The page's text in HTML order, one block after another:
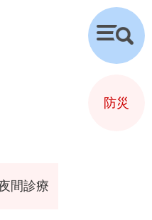
間診療
検
索
防災